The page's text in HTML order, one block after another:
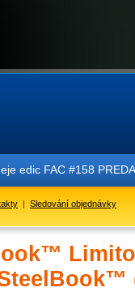
FAC #158
| Sledování objednávky